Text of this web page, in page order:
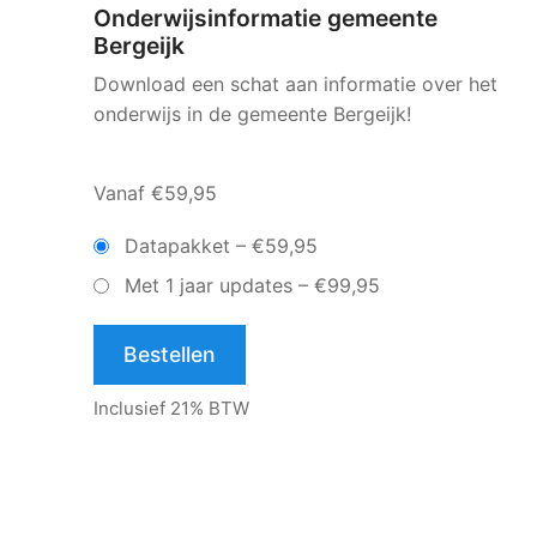
Onderwijsinformatie gemeente
Bergeijk
Download een schat aan informatie over het
onderwijs in de gemeente Bergeijk!
Vanaf €59,95
Datapakket – €59,95
Met 1 jaar updates – €99,95
Bestellen
Inclusief 21% BTW